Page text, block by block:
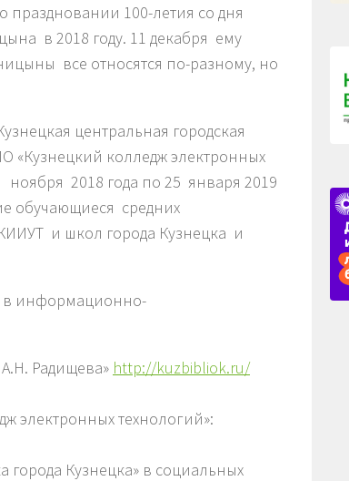
праздновании 100-летия со дня
в 2018 году. 11 декабря ему
все относятся по-разному, но
центральная городская
«Кузнецкий колледж электронных
2018 года по 25 января 2019
обучающиеся средних
и школ города Кузнецка и
информационно-
Радищева» http://kuzbibliok.ru/
электронных технологий»:
города Кузнецка» в социальных